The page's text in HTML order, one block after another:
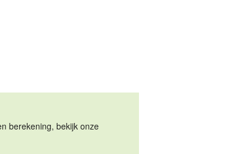
berekening, bekijk onze